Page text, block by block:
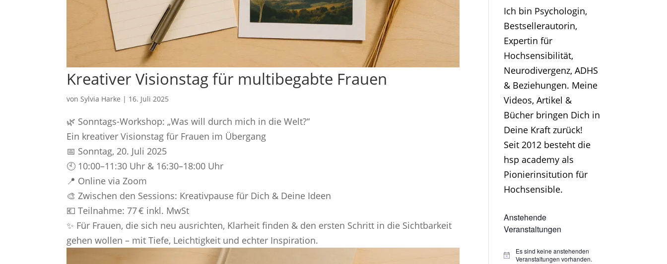
Kreativer Visionstag für multibegabte Frauen
vonSylvia Harke | 16. Juli 2025
🌿 Sonntags-Workshop: „Was will durch mich in die Welt?“
Ein kreativer Visionstag für Frauen im Übergang
📅 Sonntag, 20. Juli 2025
🕙 10:00–11:30 Uhr & 16:30–18:00 Uhr
📍 Online via Zoom
🎨 Zwischen den Sessions: Kreativpause für Dich & Deine Ideen
💶 Teilnahme: 77 € inkl. MwSt
✨ Für Frauen, die sich neu ausrichten, Klarheit finden & den ersten Schritt in die Sichtbarkeit
gehen wollen – mit Tiefe, Leichtigkeit und echter Inspiration.
Ich bin Psychologin,
Bestsellerautorin,
Expertin für
Hochsensibilität,
Neurodivergenz, ADHS
& Beziehungen. Meine
Videos, Artikel &
Bücher bringen Dich in
Deine Kraft zurück!
Seit 2012 besteht die
hsp academy als
Pionierinsitution für
Hochsensible.
Anstehende
Veranstaltungen
Hinweis
Es sind keine anstehenden
Veranstaltungen vorhanden.